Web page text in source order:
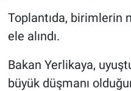
Toplantıda, birimlerin
ele alındı.
Bakan Yerlikaya,
büyük düşmanı